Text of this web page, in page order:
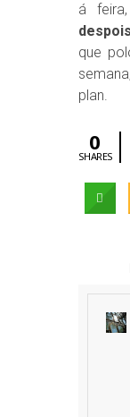
á
que
plan.
0
SHARES